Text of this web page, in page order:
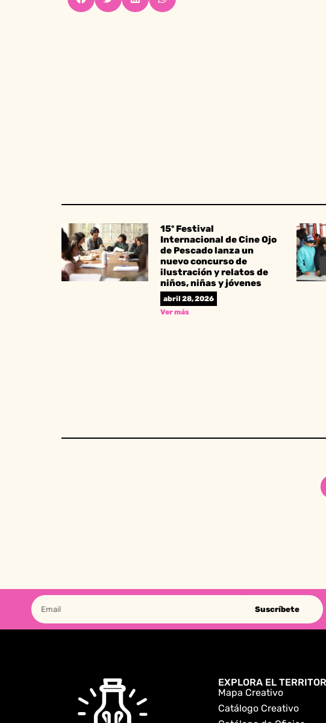
15º Festival
Internacional de Cine Ojo
de Pescado lanza un
nuevo concurso de
ilustración y relatos de
niños, niñas y jóvenes
abril 28, 2026
Ver más
Suscríbete
EXPLORA EL
Mapa Creativo
Catálogo Creativo